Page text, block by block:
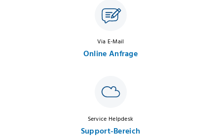
Via E-Mail
Online Anfrage
Service Helpdesk
Support-Bereich